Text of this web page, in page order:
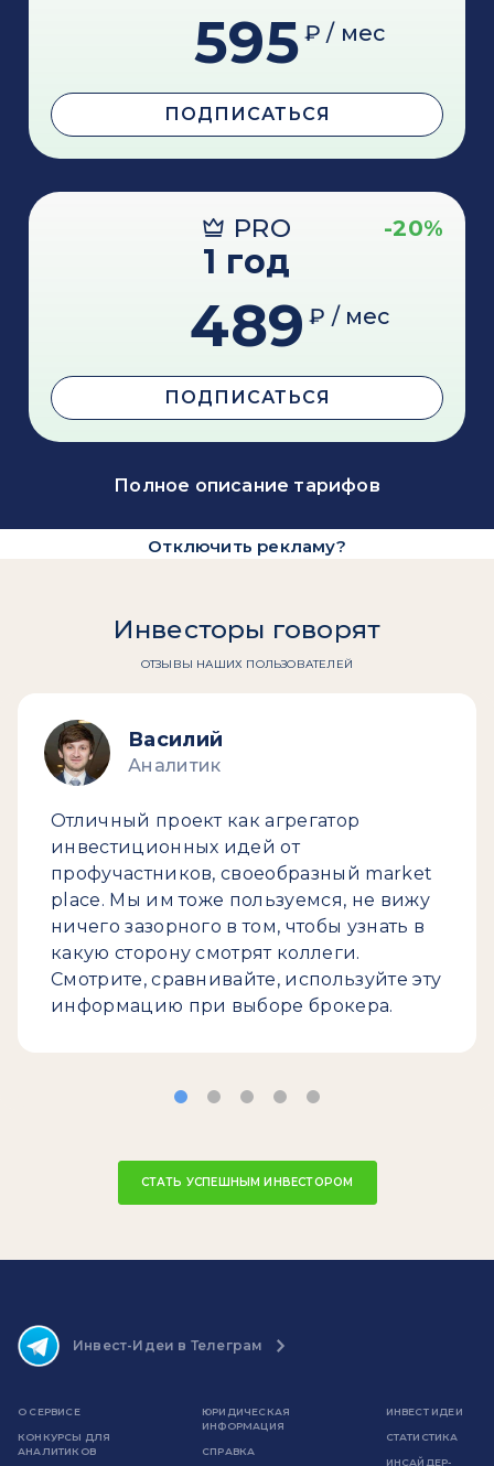
595 ₽ / мес
ПОДПИСАТЬСЯ
PRO -20%
1 год
489 ₽ / мес
ПОДПИСАТЬСЯ
Полное описание тарифов
Отключить рекламу?
Инвесторы говорят
ОТЗЫВЫ НАШИХ ПОЛЬЗОВАТЕЛЕЙ
Василий
Аналитик
Отличный проект как агрегатор
инвестиционных идей от
профучастников, своеобразный market
place. Мы им тоже пользуемся, не вижу
ничего зазорного в том, чтобы узнать в
какую сторону смотрят коллеги.
Смотрите, сравнивайте, используйте эту
информацию при выборе брокера.
СТАТЬ УСПЕШНЫМ ИНВЕСТОРОМ
Инвест-Идеи в Телеграм
О СЕРВИСЕ
КОНКУРСЫ ДЛЯ
АНАЛИТИКОВ
ЮРИДИЧЕСКАЯ
ИНФОРМАЦИЯ
СПРАВКА
ИНВЕСТ ИДЕИ
СТАТИСТИКА
ИНСАЙДЕР-